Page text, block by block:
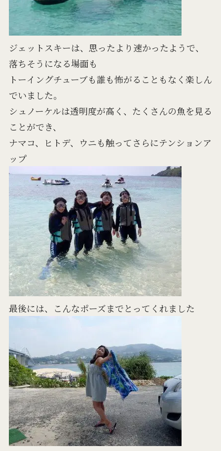
ジェットスキーは、思ったより速かったようで、
落ちそうになる場面も
トーイングチューブも誰も怖がることもなく楽しん
でいました。
シュノーケルは透明度が高く、たくさんの魚を見る
ことができ、
ナマコ、ヒトデ、ウニも触ってさらにテンションア
ップ
最後には、こんなポーズまでとってくれました